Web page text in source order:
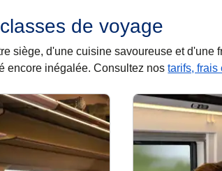
de voyage
siège, d'une cuisine savoureuse et d'une
encore inégalée. Consultez nostarifs, frais